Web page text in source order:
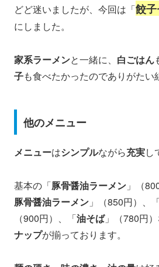
どど迷いましたが、今回は「餃子
にしました。
家系ラーメンと一緒に、 白ごはん
子も食べたかったのでありがたい
他のメニュー
メニューはシンプルながら充実し
基本の「豚骨醤油ラーメン 」（
豚骨醤油ラーメン 」（850円）、
（900円）、「油そば」（780円）
ナップが揃っております。